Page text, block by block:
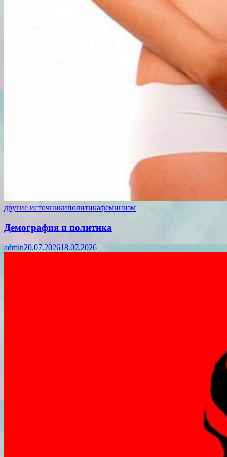
другие источникиполитикафеминизм
Демография и политика
admin20.07.202618.07.2026